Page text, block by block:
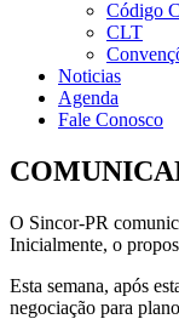
Código
CLT
Noticias
Agenda
Fale Conosco
O Sincor-PR
Inicialmente, o
Esta semana, após
negociação para